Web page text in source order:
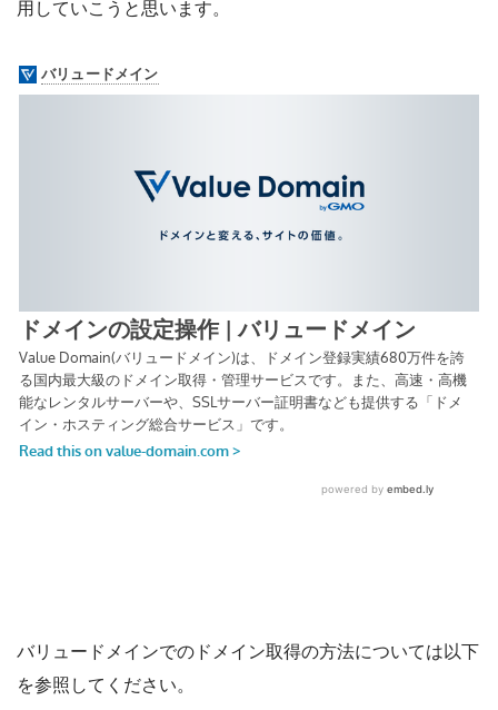
用していこうと思います。
バリュードメインでのドメイン取得の方法については以下
を参照してください。